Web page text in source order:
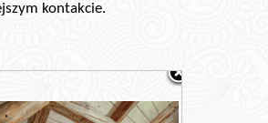
kontakcie.